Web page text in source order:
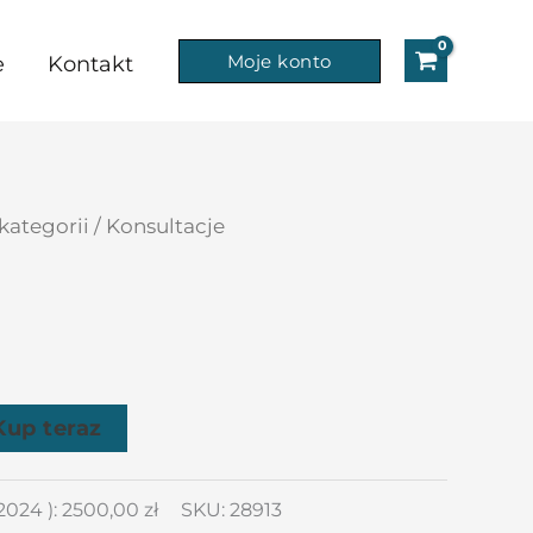
Kontakt Moje konto
/ Konsultacje
teraz
): 2500,00 zł SKU: 28913